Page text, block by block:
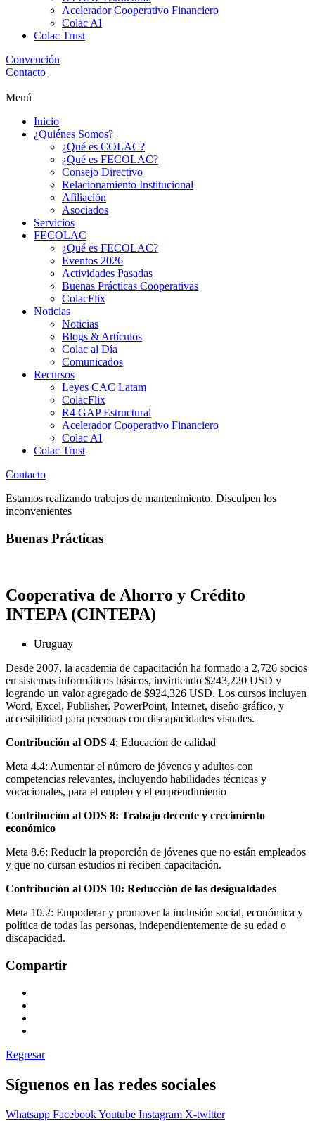
Acelerador Cooperativo Financiero
Colac AI
Colac Trust
Convención
Contacto
Menú
Inicio
¿Quiénes Somos?
¿Qué es COLAC?
¿Qué es FECOLAC?
Consejo Directivo
Relacionamiento Institucional
Afiliación
Asociados
Servicios
FECOLAC
¿Qué es FECOLAC?
Eventos 2026
Actividades Pasadas
Buenas Prácticas Cooperativas
ColacFlix
Noticias
Noticias
Blogs & Artículos
Colac al Día
Comunicados
Recursos
Leyes CAC Latam
ColacFlix
R4 GAP Estructural
Acelerador Cooperativo Financiero
Colac AI
Colac Trust
Contacto
Estamos realizando trabajos de mantenimiento. Disculpen los
inconvenientes
Buenas Prácticas
Cooperativa de Ahorro y Crédito
INTEPA (CINTEPA)
Uruguay
Desde 2007, la academia de capacitación ha formado a 2,726 socios
en sistemas informáticos básicos, invirtiendo $243,220 USD y
logrando un valor agregado de $924,326 USD. Los cursos incluyen
Word, Excel, Publisher, PowerPoint, Internet, diseño gráfico, y
accesibilidad para personas con discapacidades visuales.
Contribución al ODS 4: Educación de calidad
Meta 4.4: Aumentar el número de jóvenes y adultos con
competencias relevantes, incluyendo habilidades técnicas y
vocacionales, para el empleo y el emprendimiento
Contribución al ODS 8: Trabajo decente y crecimiento
económico
Meta 8.6: Reducir la proporción de jóvenes que no están empleados
y que no cursan estudios ni reciben capacitación.
Contribución al ODS 10: Reducción de las desigualdades
Meta 10.2: Empoderar y promover la inclusión social, económica y
política de todas las personas, independientemente de su edad o
discapacidad.
Compartir
Regresar
Síguenos en las redes sociales
Whatsapp FacebookYoutube Instagram X-twitter